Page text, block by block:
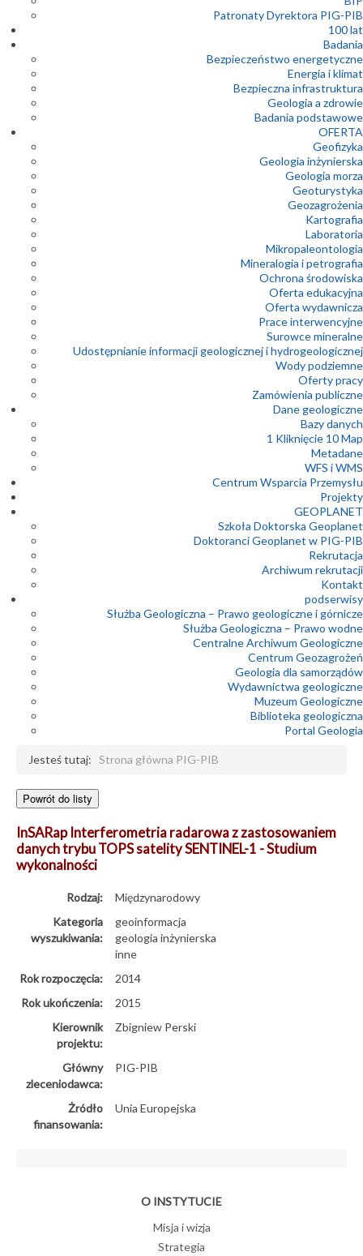
Patronaty Dyrektora PIG-PIB
100 lat
Badania
Bezpieczeństwo energetyczne
Energia i klimat
Bezpieczna infrastruktura
Geologia a zdrowie
Badania podstawowe
OFERTA
Geofizyka
Geologia inżynierska
Geologia morza
Geoturystyka
Geozagrożenia
Kartografia
Laboratoria
Mikropaleontologia
Mineralogia i petrografia
Ochrona środowiska
Oferta edukacyjna
Oferta wydawnicza
Prace interwencyjne
Surowce mineralne
Udostępnianie informacji geologicznej i hydrogeologicznej
Wody podziemne
Oferty pracy
Zamówienia publiczne
Dane geologiczne
Bazy danych
1 Kliknięcie 10 Map
Metadane
WFS i WMS
Centrum Wsparcia Przemysłu
Projekty
GEOPLANET
Szkoła Doktorska Geoplanet
Doktoranci Geoplanet w PIG-PIB
Rekrutacja
Archiwum rekrutacji
Kontakt
podserwisy
Służba Geologiczna – Prawo geologiczne i górnicze
Służba Geologiczna – Prawo wodne
Centralne Archiwum Geologiczne
Centrum Geozagrożeń
Geologia dla samorządów
Wydawnictwa geologiczne
Muzeum Geologiczne
Biblioteka geologiczna
Portal Geologia
Jesteś tutaj: Strona główna PIG-PIB
InSARap Interferometria radarowa z zastosowaniem
danych trybu TOPS satelity SENTINEL-1 - Studium
wykonalności
Rodzaj:
Międzynarodowy
Kategoria
wyszukiwania:
geoinformacja
geologia inżynierska
inne
Rok rozpoczęcia:
2014
Rok ukończenia:
2015
Kierownik
projektu:
Zbigniew Perski
Główny
zleceniodawca:
PIG-PIB
Żródło
finansowania:
Unia Europejska
O INSTYTUCIE
Misja i wizja
Strategia